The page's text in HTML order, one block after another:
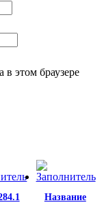
в этом браузере
Название